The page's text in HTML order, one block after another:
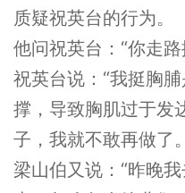
质疑祝英台的行为。
他问祝英台：“你走
祝英台说：“我挺胸
撑，导致胸肌过于发
子，我就不敢再做了
梁山伯又说：“昨晚